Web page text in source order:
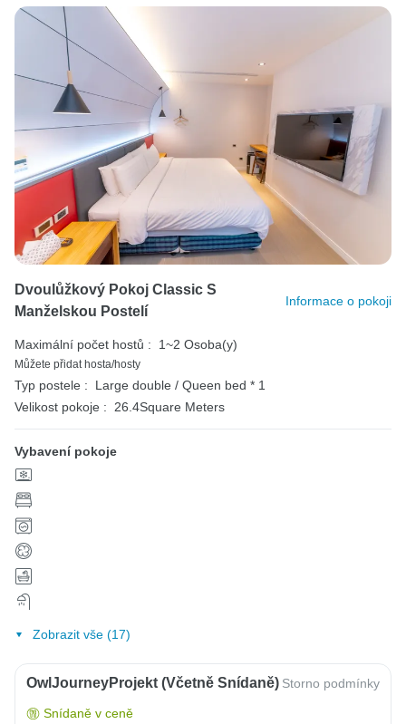
Dvoulůžkový Pokoj Classic S
Manželskou Postelí
Informace o pokoji
Maximální počet hostů : 1~2 Osoba(y)
Můžete přidat hosta/hosty
Typ postele :
Large double / Queen bed * 1
Velikost pokoje :
26.4Square Meters
Vybavení pokoje
Zobrazit vše (17)
OwlJourneyProjekt (včetně Snídaně) Storno podmínky
Snídaně v ceně